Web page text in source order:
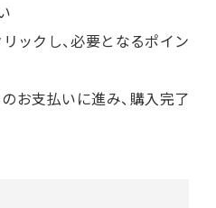
リックし、必要となるポイン
お支払いに進み、購入完了